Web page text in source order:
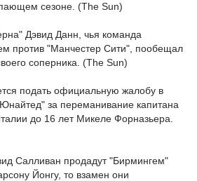
сезоне. (The Sun)
Дэвид Данн, чья команда
против "Манчестер Сити", пообещал
соперника. (The Sun)
подать официальную жалобу в
за переманивание капитана
до 16 лет Микеле Форназьера.
Салливан продадут "Бирмингем"
Йонгу, то взамен они